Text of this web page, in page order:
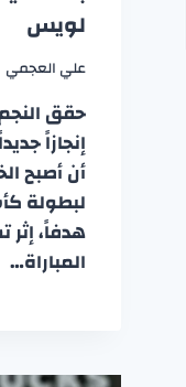
لويس
علي العجمي
حقق
إنجازاً
أن أصبح
هدفاً،
المباراة…